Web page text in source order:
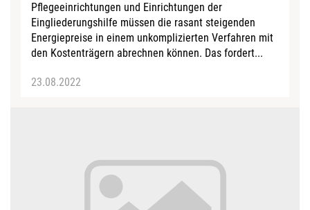
Pflegeeinrichtungen und Einrichtungen der
Eingliederungshilfe müssen die rasant steigenden
Energiepreise in einem unkomplizierten Verfahren mit
den Kostenträgern abrechnen können. Das fordert...
23.08.2022